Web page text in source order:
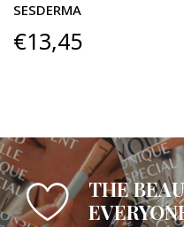
SESDERMA
€13,45
THE